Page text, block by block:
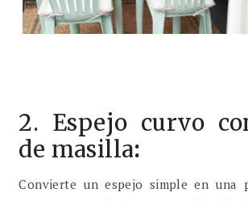
2. Espejo curvo
de masilla:
Convierte un espejo simple en una